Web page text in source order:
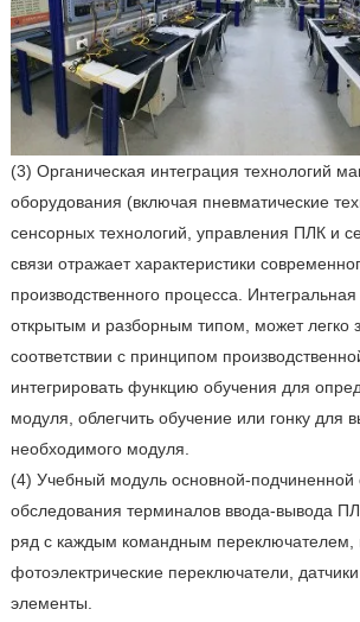
(3) Органическая интеграция технологий
оборудования (включая пневматические
сенсорных технологий, управления ПЛК и
связи отражает характеристики
производственного процесса. Интегральная
открытым и разборным типом, может легко
соответствии с принципом
интегрировать функцию обучения для
модуля, облегчить обучение или гонку для
необходимого модуля.
(4) Учебный модуль основной-подчиненной
обследования терминалов ввода-вывода
ряд с каждым командным переключателем,
фотоэлектрические переключатели,
элементы.